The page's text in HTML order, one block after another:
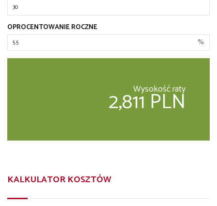
OPROCENTOWANIE ROCZNE
%
Wysokość raty
2,811 PLN
KALKULATOR KOSZTÓW